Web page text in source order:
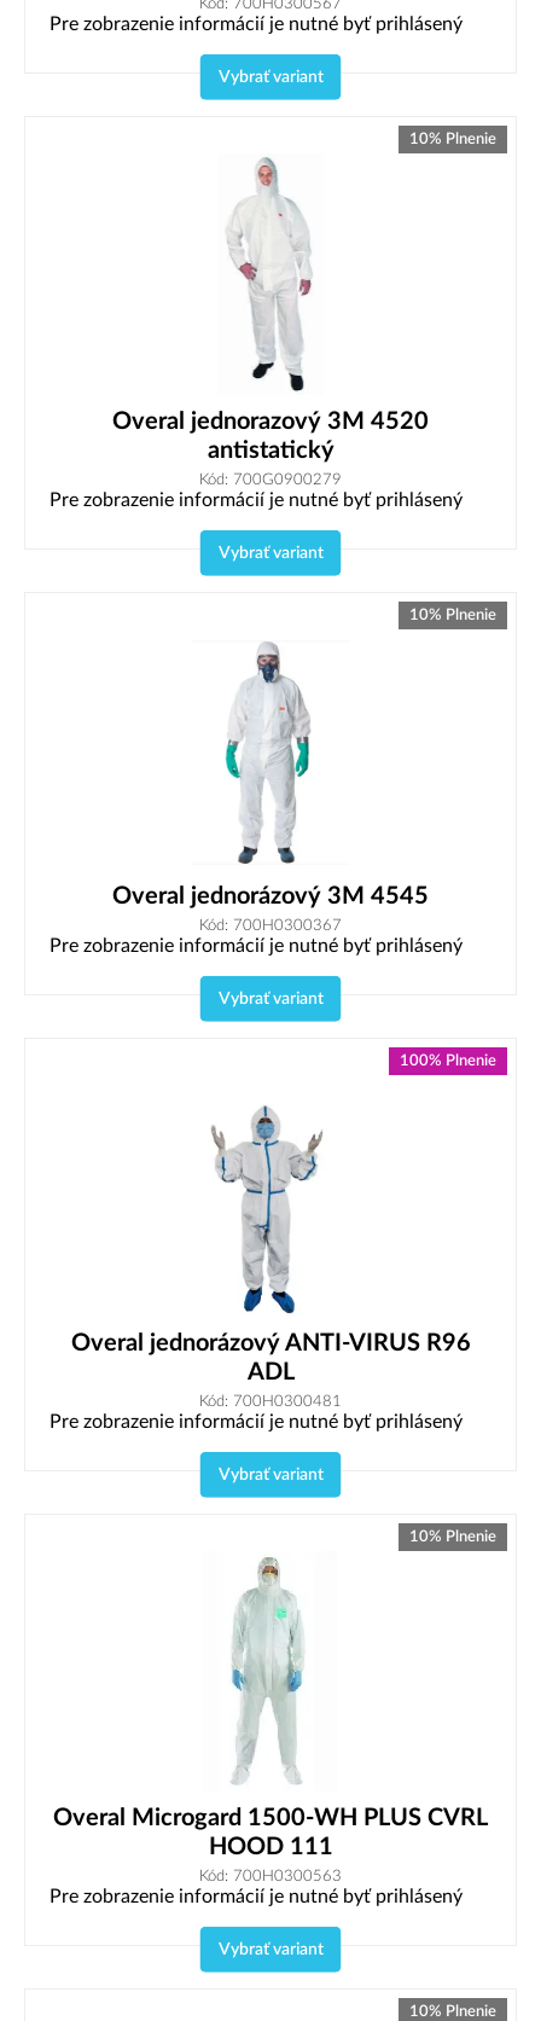
Kód: 700H0300567
Pre zobrazenie informácií je nutné byť prihlásený
Vybrať variant
10% Plnenie
Overal jednorazový 3M 4520
antistatický
Kód: 700G0900279
Pre zobrazenie informácií je nutné byť prihlásený
Vybrať variant
10% Plnenie
Overal jednorázový 3M 4545
Kód: 700H0300367
Pre zobrazenie informácií je nutné byť prihlásený
Vybrať variant
100% Plnenie
Overal jednorázový ANTI-VIRUS R96
ADL
Kód: 700H0300481
Pre zobrazenie informácií je nutné byť prihlásený
Vybrať variant
10% Plnenie
Overal Microgard 1500-WH PLUS CVRL
HOOD 111
Kód: 700H0300563
Pre zobrazenie informácií je nutné byť prihlásený
Vybrať variant
10% Plnenie